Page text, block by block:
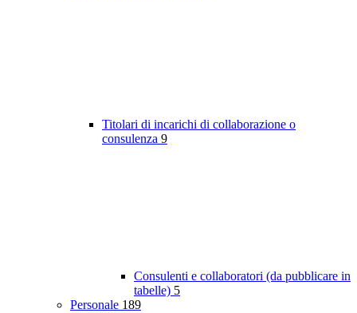
Titolari di incarichi di collaborazione o
consulenza 9
Consulenti e collaboratori (da pubblicare in
tabelle) 5
Personale 189